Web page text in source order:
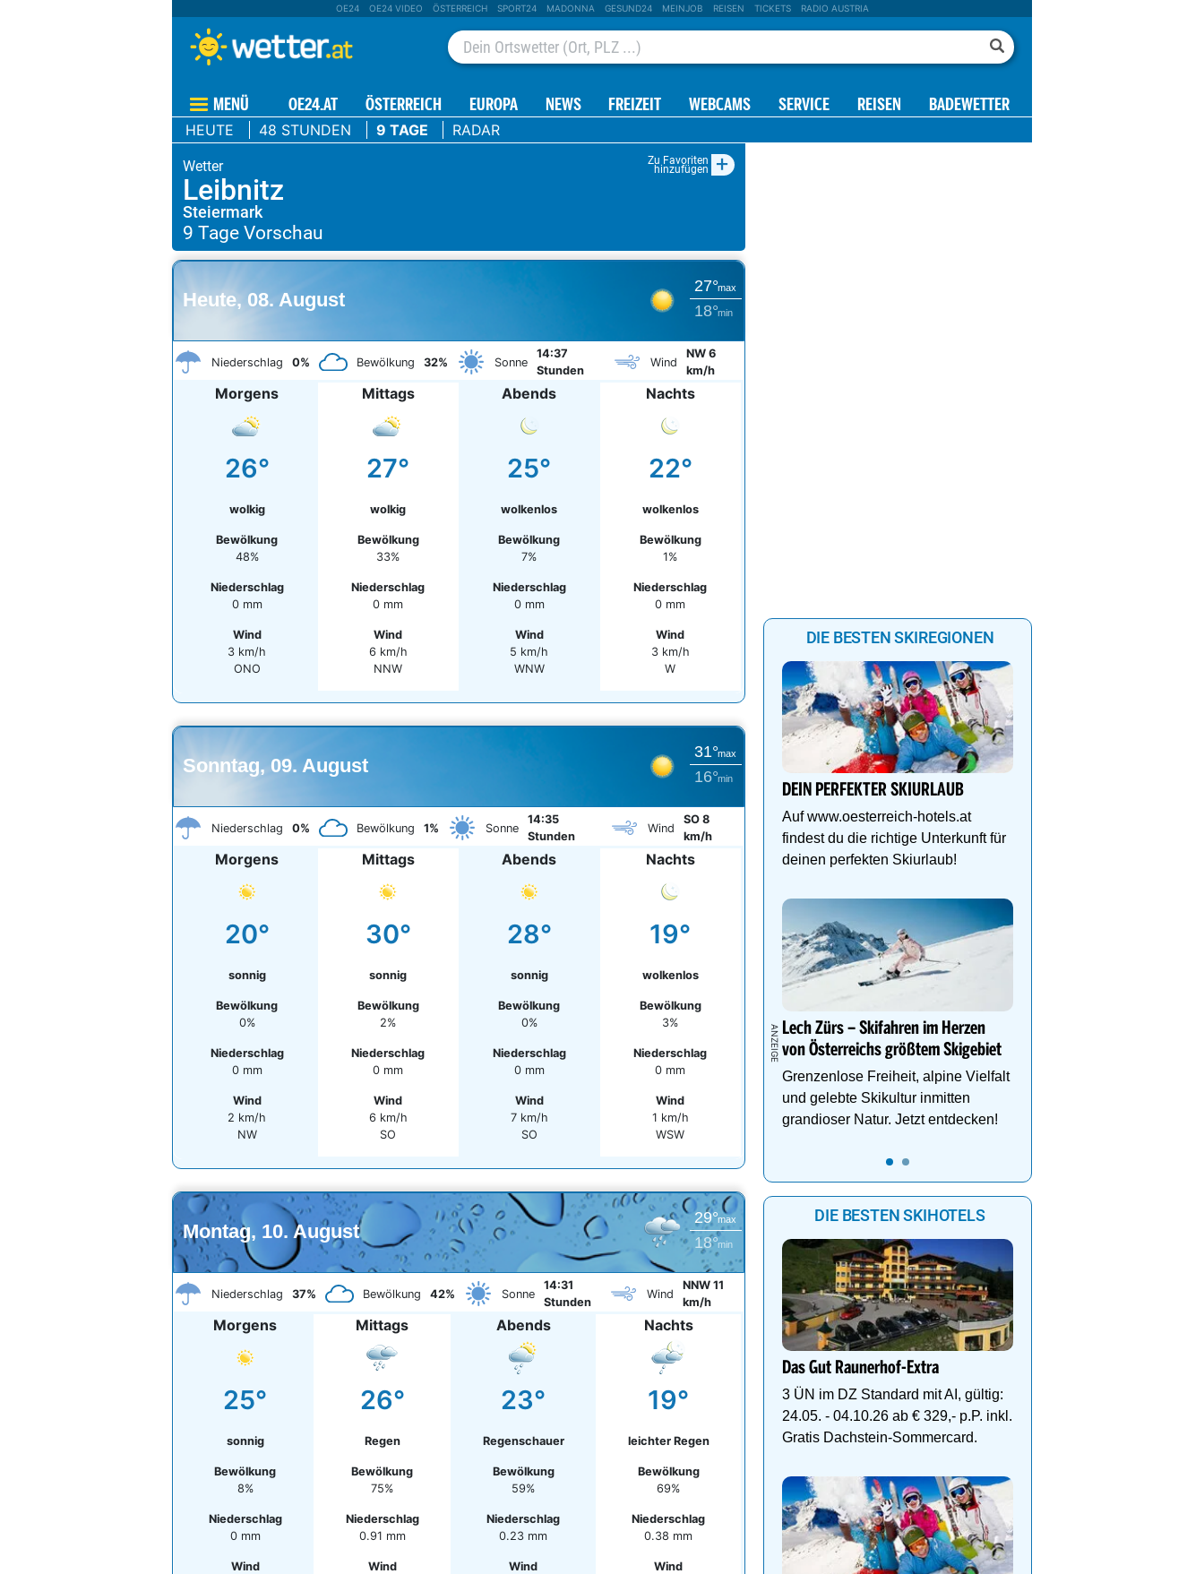
OE24 OE24 VIDEO ÖSTERREICH SPORT24 MADONNA GESUND24 MEINJOB REISEN TICKETS RADIO AUSTRIA
MENÜ OE24.AT ÖSTERREICH EUROPA NEWS FREIZEIT WEBCAMS SERVICE REISEN BADEWETTER
HEUTE 48 STUNDEN 9 TAGE RADAR
Zu Favoriten
hinzufügen +
Leibnitz
Steiermark
Heute, 08. August
27°max
18°min
Niederschlag 0% Bewölkung 32% Sonne
14:37
Stunden
Wind
NW 6
km/h
Morgens
26°
wolkig
Bewölkung
48%
Niederschlag
0 mm
Wind
3 km/h
ONO
Mittags
27°
wolkig
Bewölkung
33%
Niederschlag
0 mm
Wind
6 km/h
NNW
Abends
25°
wolkenlos
Bewölkung
7%
Niederschlag
0 mm
Wind
5 km/h
WNW
Nachts
22°
wolkenlos
Bewölkung
1%
Niederschlag
0 mm
Wind
3 km/h
W
Sonntag, 09. August
31°max
16°min
Niederschlag 0% Bewölkung 1% Sonne
14:35
Stunden
Wind
SO 8
km/h
Morgens
20°
sonnig
Bewölkung
0%
Niederschlag
0 mm
Wind
2 km/h
NW
Mittags
30°
sonnig
Bewölkung
2%
Niederschlag
0 mm
Wind
6 km/h
SO
Abends
28°
sonnig
Bewölkung
0%
Niederschlag
0 mm
Wind
7 km/h
SO
Nachts
19°
wolkenlos
Bewölkung
3%
Niederschlag
0 mm
Wind
1 km/h
WSW
Montag, 10. August
29°max
18°min
Niederschlag 37% Bewölkung 42% Sonne
14:31
Stunden
Wind
NNW 11
km/h
Morgens
25°
sonnig
Bewölkung
8%
Niederschlag
0 mm
Wind
Mittags
26°
Regen
Bewölkung
75%
Niederschlag
0.91 mm
Wind
Abends
23°
Regenschauer
Bewölkung
59%
Niederschlag
0.23 mm
Wind
Nachts
19°
leichter Regen
Bewölkung
69%
Niederschlag
0.38 mm
Wind
DIE BESTEN SKIREGIONEN
DEIN PERFEKTER SKIURLAUB
Auf www.oesterreich-hotels.at
findest du die richtige Unterkunft für
deinen perfekten Skiurlaub!
Lech Zürs – Skifahren im Herzen
von Österreichs größtem Skigebiet
Grenzenlose Freiheit, alpine Vielfalt
und gelebte Skikultur inmitten
grandioser Natur. Jetzt entdecken!
DIE BESTEN SKIHOTELS
Das Gut Raunerhof-Extra
3 ÜN im DZ Standard mit AI, gültig:
24.05. - 04.10.26 ab € 329,- p.P. inkl.
Gratis Dachstein-Sommercard.